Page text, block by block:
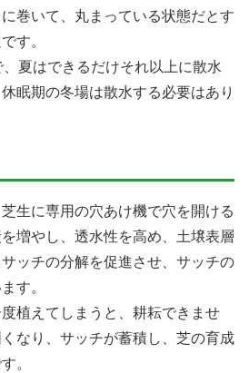
巻いて、丸まっている状態だとす
す。
夏はできるだけそれ以上に散水
眠期の冬場は散水する必要はあり
生に専用の穴あけ機で穴を開ける
増やし、透水性を高め、土壌表層
ッチの分解を促進させ、サッチの
す。
植えてしまうと、耕耘できませ
なり、サッチが蓄積し、芝の育成
。